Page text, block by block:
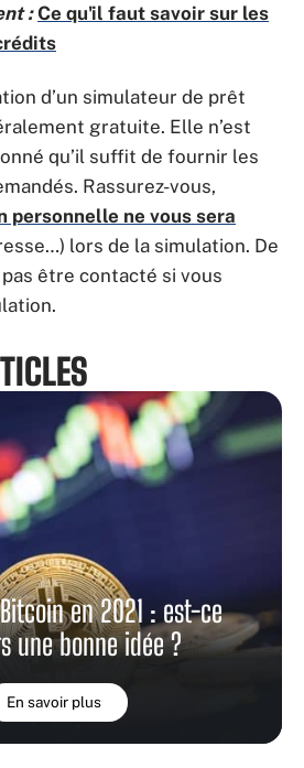
: Ce qu'il faut savoir sur les
d’un simulateur de prêt
gratuite. Elle n’est
qu’il suffit de fournir les
Rassurez-vous,
personnelle ne vous sera
lors de la simulation. De
pas être contacté si vous
en 2021 : est-ce
une bonne idée ?
En savoir plus